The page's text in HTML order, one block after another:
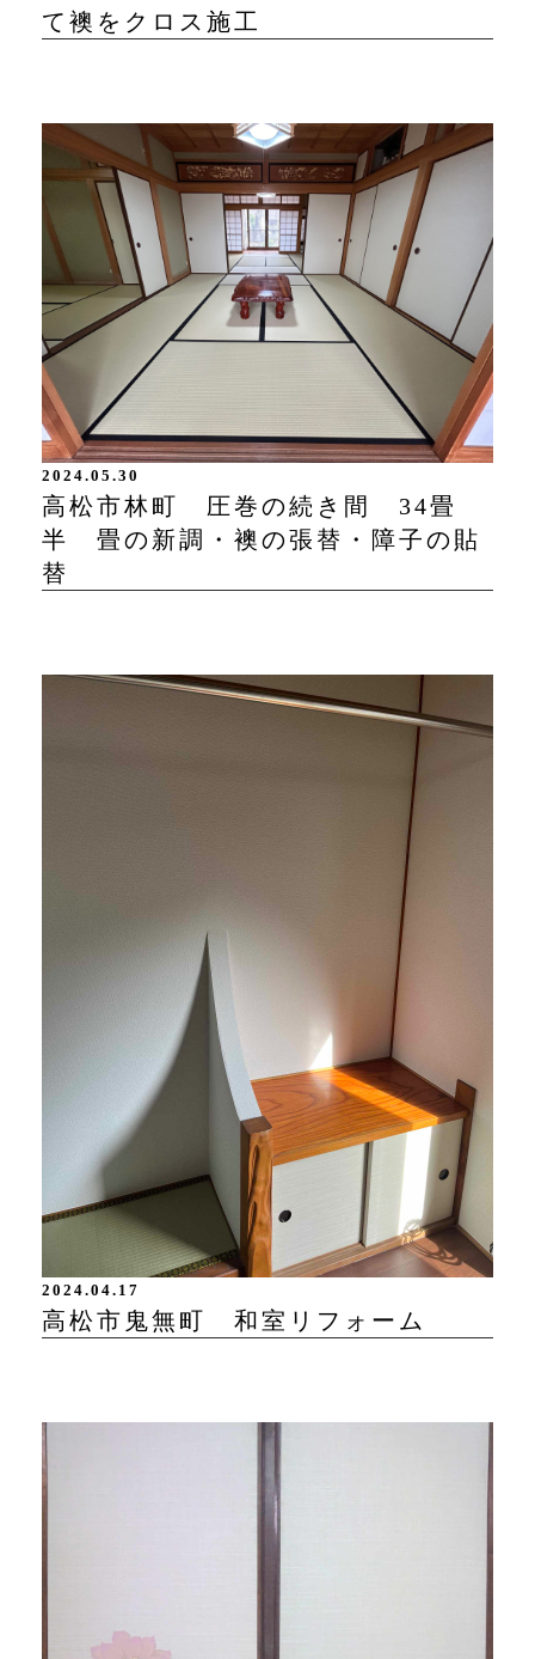
て襖をクロス施工
2024.05.30
高松市林町 圧巻の続き間 34畳
半 畳の新調・襖の張替・障子の貼
替
2024.04.17
高松市鬼無町 和室リフォーム